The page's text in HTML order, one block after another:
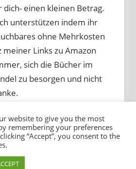
einen kleinen Betrag.
unterstützen indem ihr
ohne Mehrkosten
Links zu Amazon
sich die Bücher im
zu besorgen und nicht
Tortuga von ThemeZee.
website to give you the most
remembering your preferences
“Accept”, you consent to the